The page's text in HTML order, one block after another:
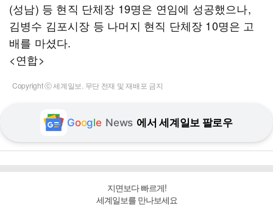
(성남) 등 현직 단체장 19명은 연임에 성공했으나,
김병수 김포시장 등 나머지 현직 단체장 10명은 고
배를 마셨다.
<연합>
Copyright ⓒ 세계일보. 무단 전재 및 재배포 금지
Google News 에서 세계일보 팔로우
지면보다 빠르게!
세계일보를 만나보세요